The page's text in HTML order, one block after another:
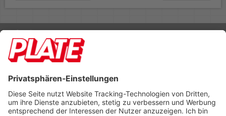
Rufen Sie uns an 04298 401-0
Lieferbedingungen Impressum
Footer anzeigen
PLATE Büromaterial Vertriebs GmbH